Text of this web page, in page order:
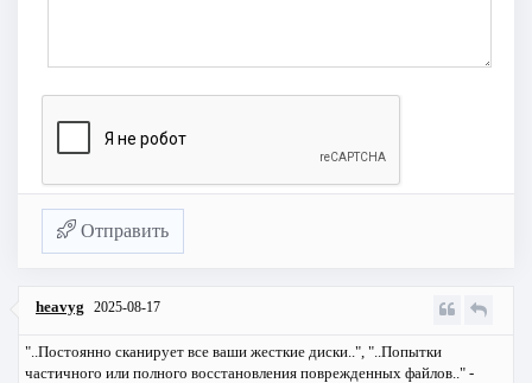
Отправить
heavyg 2025-08-17
"..Постоянно сканирует все ваши жесткие диски..", "..Попытки
частичного или полного восстановления поврежденных файлов.." -